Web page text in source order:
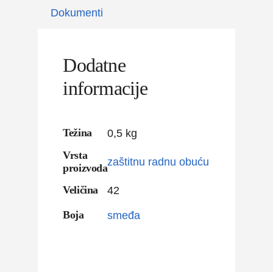
Dokumenti
Dodatne
informacije
Težina
0,5 kg
Vrsta
proizvodazaštitnu radnu obuću
Veličina
42
Boja
smeđa